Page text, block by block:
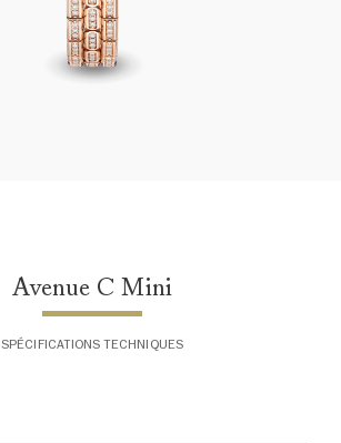
Avenue C Mini
SPÉCIFICATIONS TECHNIQUES